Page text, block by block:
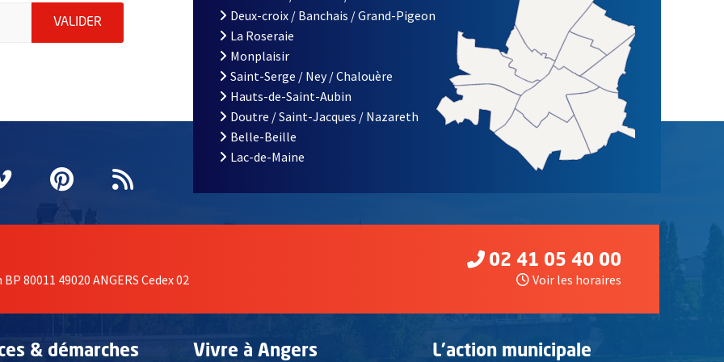
indiquez votre email (champ obligatoire)
VALIDER ENVOYER MA DEMANDE D'INSCRIPTION À LA LETTRE D'INFORMATION DE LA VILLE D'ANGERS
fenêtrefenêtre
une nouvelle fenêtre
Vimeo
, Ouvre une nouvelle fenêtre
Pinterest
, Ouvre une nouvelle fenêtre
Flux RSS
Deux-croix / Banchais / Grand-Pigeon
La Roseraie
Monplaisir
Saint-Serge / Ney / Chalouère
Hauts-de-Saint-Aubin
Doutre / Saint-Jacques / Nazareth
Belle-Beille
Lac-de-Maine
80011 49020 ANGERS Cedex 02
02 41 05 40 00
Voir les horaires
& démarches Vivre à Angers L'action municipale